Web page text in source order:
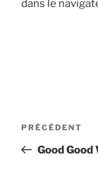
dans le
Navigation
l’article
Article
précédent
PRÉCÉDENT
Good Good